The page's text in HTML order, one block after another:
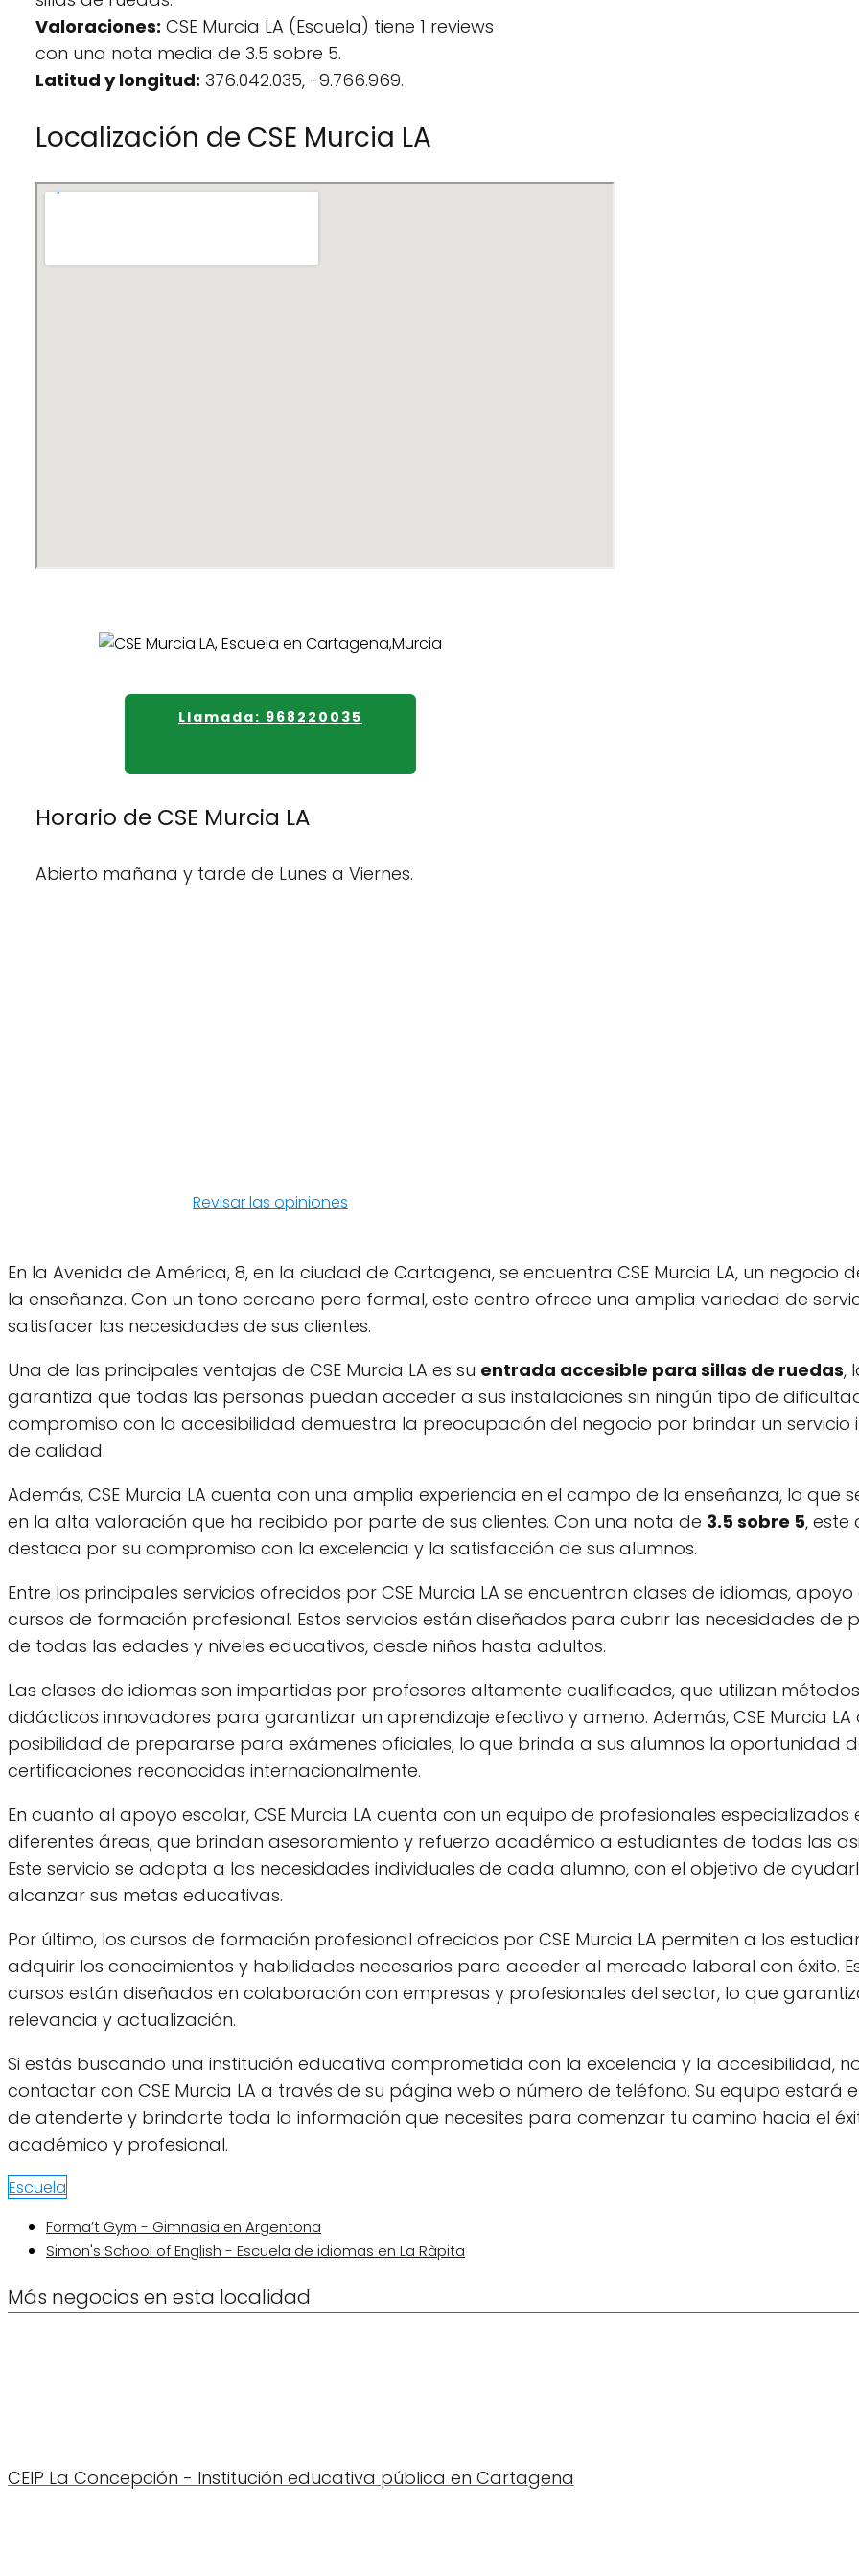
Valoraciones: CSE Murcia LA (Escuela) tiene 1 reviews
con una nota media de 3.5 sobre 5.
Latitud y longitud: 376.042.035, -9.766.969.
Localización de CSE Murcia LA
Llamada: 968220035
Horario de CSE Murcia LA
Abierto mañana y tarde de Lunes a Viernes.
Revisar las opiniones
En la Avenida de América, 8, en la ciudad de Cartagena, se encuentra CSE Murcia LA, un negocio
la enseñanza. Con un tono cercano pero formal, este centro ofrece una amplia variedad de
satisfacer las necesidades de sus clientes.
Una de las principales ventajas de CSE Murcia LA es su entrada accesible para sillas de ruedas,
garantiza que todas las personas puedan acceder a sus instalaciones sin ningún tipo de
compromiso con la accesibilidad demuestra la preocupación del negocio por brindar un servicio
de calidad.
Además, CSE Murcia LA cuenta con una amplia experiencia en el campo de la enseñanza, lo que
en la alta valoración que ha recibido por parte de sus clientes. Con una nota de 3.5 sobre 5, este
destaca por su compromiso con la excelencia y la satisfacción de sus alumnos.
Entre los principales servicios ofrecidos por CSE Murcia LA se encuentran clases de idiomas,
cursos de formación profesional. Estos servicios están diseñados para cubrir las necesidades de
de todas las edades y niveles educativos, desde niños hasta adultos.
Las clases de idiomas son impartidas por profesores altamente cualificados, que utilizan métodos
didácticos innovadores para garantizar un aprendizaje efectivo y ameno. Además, CSE Murcia LA
posibilidad de prepararse para exámenes oficiales, lo que brinda a sus alumnos la oportunidad
certificaciones reconocidas internacionalmente.
En cuanto al apoyo escolar, CSE Murcia LA cuenta con un equipo de profesionales especializados
diferentes áreas, que brindan asesoramiento y refuerzo académico a estudiantes de todas las
Este servicio se adapta a las necesidades individuales de cada alumno, con el objetivo de
alcanzar sus metas educativas.
Por último, los cursos de formación profesional ofrecidos por CSE Murcia LA permiten a los
adquirir los conocimientos y habilidades necesarios para acceder al mercado laboral con éxito.
cursos están diseñados en colaboración con empresas y profesionales del sector, lo que
relevancia y actualización.
Si estás buscando una institución educativa comprometida con la excelencia y la accesibilidad,
contactar con CSE Murcia LA a través de su página web o número de teléfono. Su equipo estará
de atenderte y brindarte toda la información que necesites para comenzar tu camino hacia el
académico y profesional.
Escuela
Forma’t Gym - Gimnasia en Argentona
Simon's School of English - Escuela de idiomas en La Ràpita
Más negocios en esta localidad
CEIP La Concepción - Institución educativa pública en Cartagena